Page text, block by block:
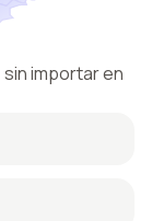
sin importar en